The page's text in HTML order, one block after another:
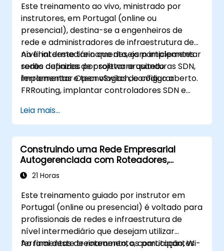
Este treinamento ao vivo, ministrado por
instrutores, em Portugal (online ou
presencial), destina-se a engenheiros de
rede e administradores de infraestrutura de
nível intermediário que desejam implementar
redes definidas por software usando
ferramentas e tecnologias de código aberto.
Ao final deste treinamento, os participantes
serão capazes de projetar arquiteturas SDN,
implementar Open vSwitch, configurar
FRRouting, implantar controladores SDN e
Leia mais...
Construindo uma Rede Empresarial
Autogerenciada com Roteadores,
Comutação e Wi-Fi de Código Aberto
21 Horas
Este treinamento guiado por instrutor em
Portugal (online ou presencial) é voltado para
profissionais de redes e infraestrutura de
nível intermediário que desejam utilizar
ferramentas de roteamento, comutação, Wi-
Ao final deste treinamento, os participantes